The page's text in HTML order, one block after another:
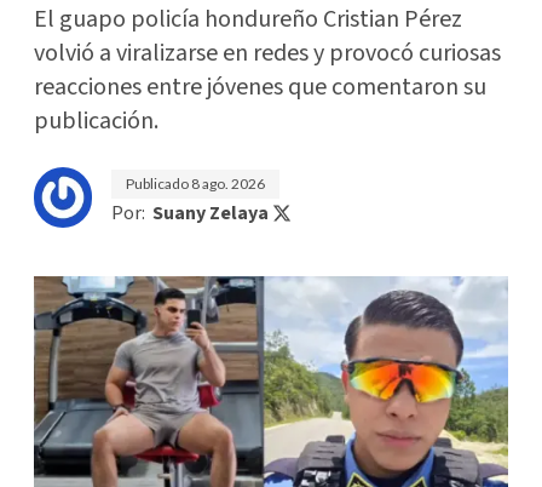
El guapo policía hondureño Cristian Pérez
volvió a viralizarse en redes y provocó curiosas
reacciones entre jóvenes que comentaron su
publicación.
Publicado 8 ago. 2026
Por: Suany Zelaya